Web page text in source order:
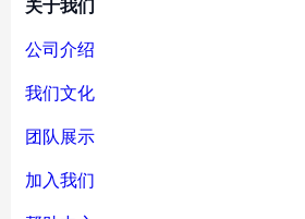
关于我们
公司介绍
我们文化
团队展示
加入我们